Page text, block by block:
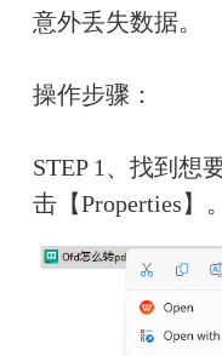
意外丢失数据。
操作步骤：
STEP 1、找到想
击【Properties】。